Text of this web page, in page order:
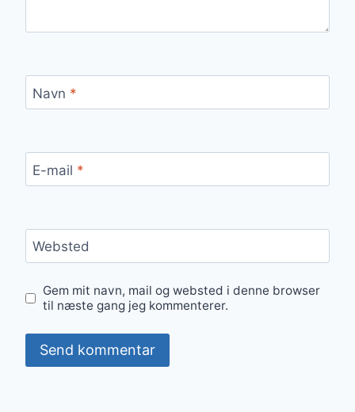
Navn *
E-mail *
Websted
Gem mit navn, mail og websted i denne browser
til næste gang jeg kommenterer.